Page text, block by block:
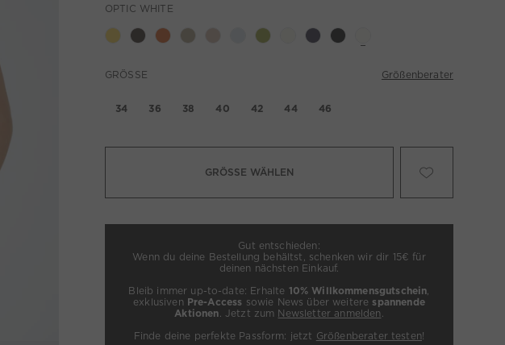
OPTIC WHITE
GRÖSSE Größenberater
34 36 38 40 42 44 46
GRÖSSE WÄHLEN
Gut entschieden:
Wenn du deine Bestellung behältst, schenken wir dir 15€ für
deinen nächsten Einkauf.
Bleib immer up-to-date: Erhalte 10% Willkommensgutschein,
exklusiven Pre-Access sowie News über weitere spannende
Aktionen. Jetzt zum Newsletter anmelden .
Finde deine perfekte Passform: jetzt Größenberater testen!